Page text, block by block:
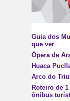
Guia dos
que ver
Ópera de
Huaca
Arco do
Roteiro de
ônibus